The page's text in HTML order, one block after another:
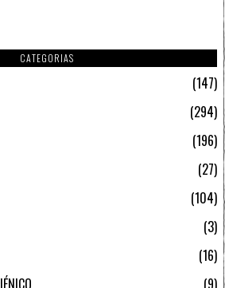
CATEGORIAS
147
294
196
27
104
3
16